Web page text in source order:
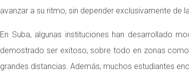
avanzar a su ritmo, sin depender exclusivamente de
En Suba, algunas instituciones han desarrollado
demostrado ser exitoso, sobre todo en zonas
grandes distancias. Además, muchos estudiantes